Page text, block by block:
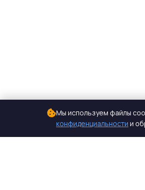
Мы используем файлы
конфиденциальности и